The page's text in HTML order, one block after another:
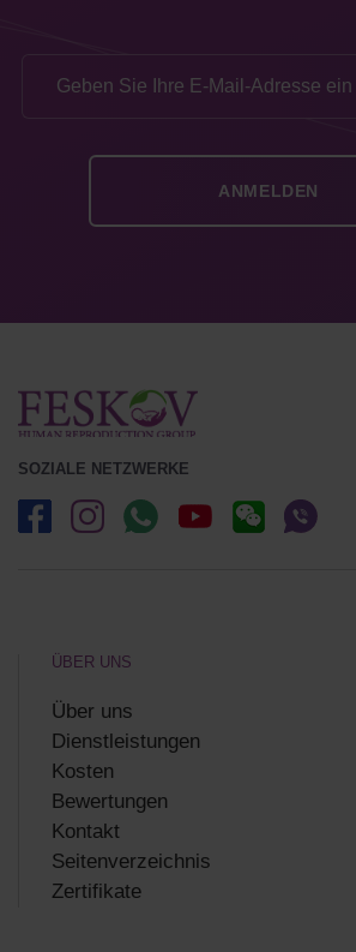
SOZIALE NETZWERKE
ÜBER UNS
Über uns
Dienstleistungen
Kosten
Bewertungen
Kontakt
Seitenverzeichnis
Zertifikate